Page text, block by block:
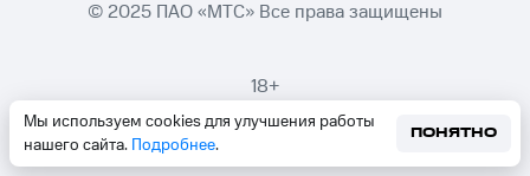
Мы используем cookies для улучшения работы
нашего сайта. Подробнее.
ПОНЯТНО
© 2025 ПАО «МТС» Все права защищены
18+